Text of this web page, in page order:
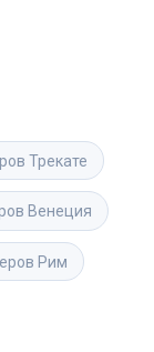
Трекате
Венеция
Рим